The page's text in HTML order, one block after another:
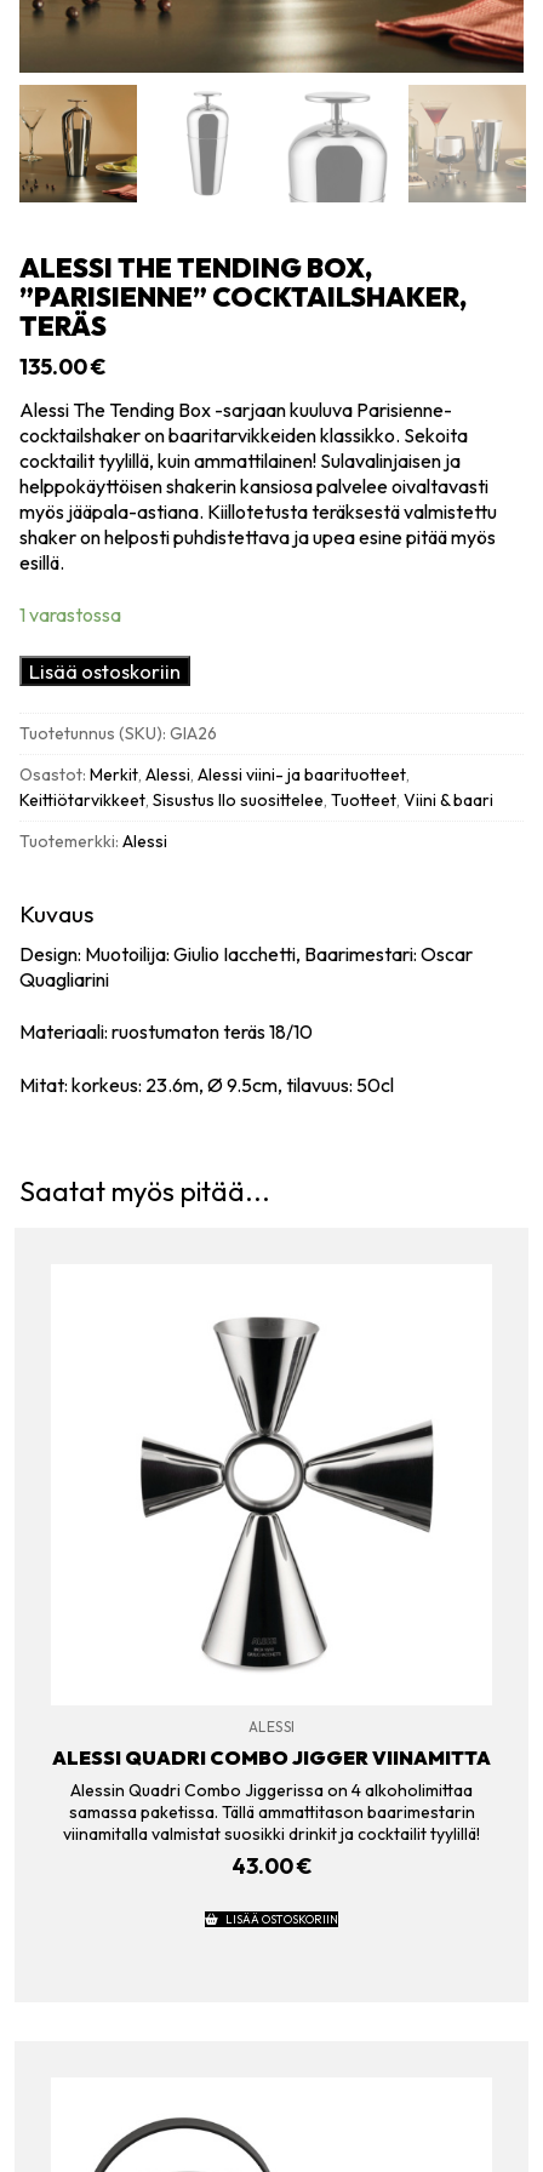
ALESSI THE TENDING BOX,
”PARISIENNE” COCKTAILSHAKER,
TERÄS
135.00€
Alessi The Tending Box -sarjaan kuuluva Parisienne-
cocktailshaker on baaritarvikkeiden klassikko. Sekoita
cocktailit tyylillä, kuin ammattilainen! Sulavalinjaisen ja
helppokäyttöisen shakerin kansiosa palvelee oivaltavasti
myös jääpala-astiana. Kiillotetusta teräksestä valmistettu
shaker on helposti puhdistettava ja upea esine pitää myös
esillä.
1 varastossa
Alessi
The
box,
"Parisienne"
cocktailshaker,
määrä
Lisää ostoskoriin
Tuotetunnus (SKU): GIA26
Osastot: Merkit, Alessi, Alessi viini- ja baarituotteet,
Keittiötarvikkeet, Sisustus Ilo suosittelee, Tuotteet, Viini & baari
Tuotemerkki: Alessi
Kuvaus
Design: Muotoilija: Giulio Iacchetti, Baarimestari: Oscar
Quagliarini
Materiaali: ruostumaton teräs 18/10
Mitat: korkeus: 23.6m, Ø9.5cm, tilavuus: 50cl
Saatat myös pitää...
ALESSI
ALESSI QUADRI COMBO JIGGER VIINAMITTA
Alessin Quadri Combo Jiggerissa on 4 alkoholimittaa
samassa paketissa. Tällä ammattitason baarimestarin
viinamitalla valmistat suosikki drinkit ja cocktailit tyylillä!
43.00€
LISÄÄ OSTOSKORIIN